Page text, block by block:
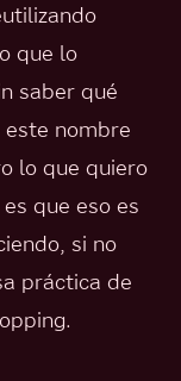
que lo
saber qué
nombre
lo que quiero
que eso es
si no
práctica de